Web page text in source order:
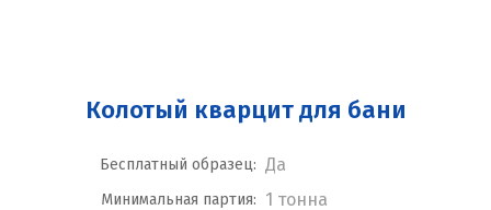
Колотый кварцит для бани
Бесплатный образец: Да
Минимальная партия: 1 тонна